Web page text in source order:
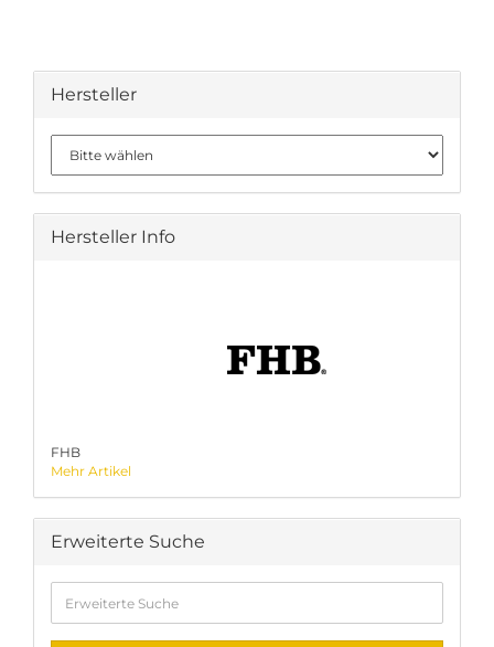
Hersteller
Hersteller Info
FHB
Mehr Artikel
Erweiterte Suche
Suche